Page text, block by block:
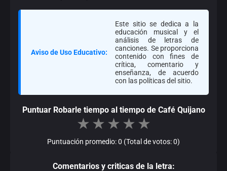
Aviso de Uso Educativo:
Este sitio se dedica a la
educación musical y el
análisis de letras de
canciones. Se proporciona
contenido con fines de
crítica, comentario y
enseñanza, de acuerdo
con las políticas del sitio.
Puntuar Robarle tiempo al tiempo de Café Quijano
★ ★ ★ ★ ★
Puntuación promedio: 0 (Total de votos: 0)
Comentarios y criticas de la letra: